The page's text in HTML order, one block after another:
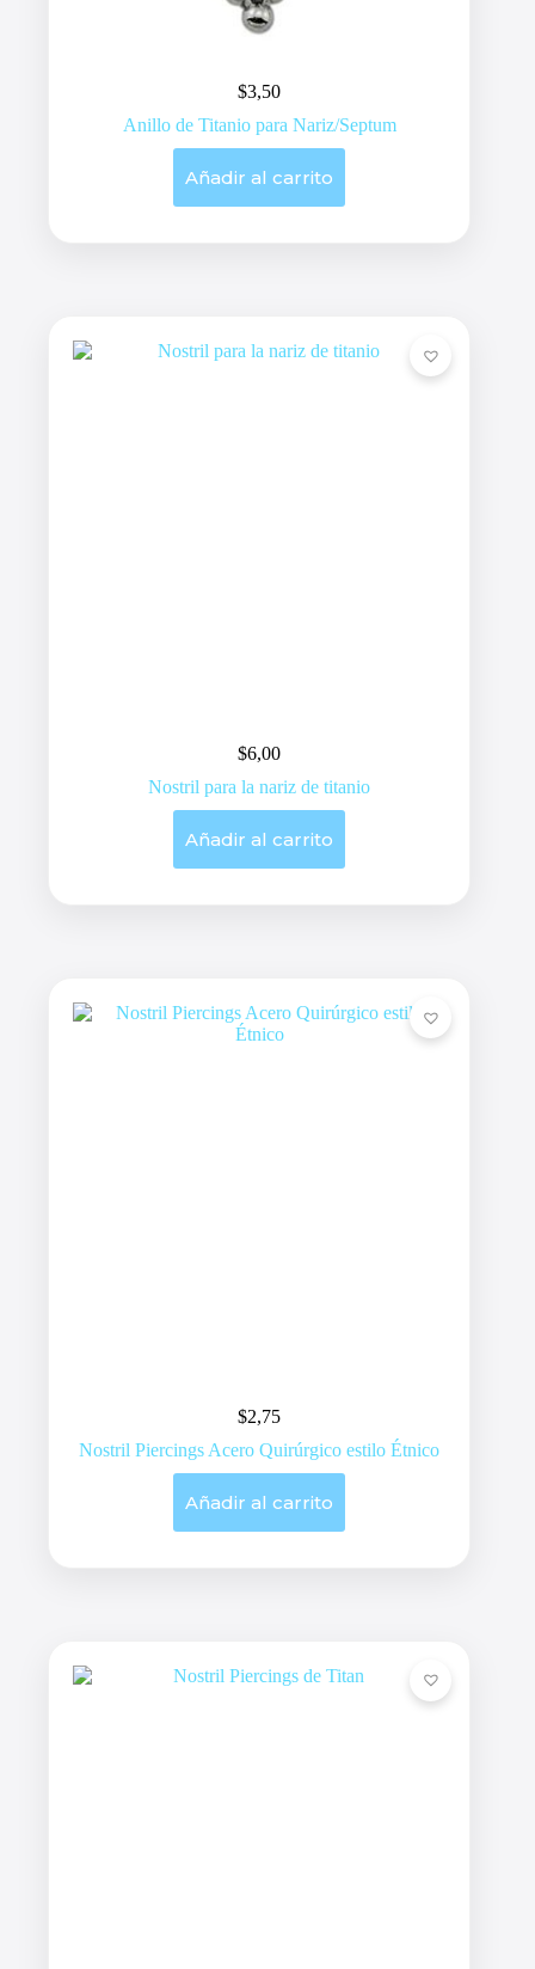
$3,50
Anillo de Titanio para Nariz/Septum
Añadir al carrito
$6,00
Nostril para la nariz de titanio
Añadir al carrito
$2,75
Nostril Piercings Acero Quirúrgico estilo Étnico
Añadir al carrito